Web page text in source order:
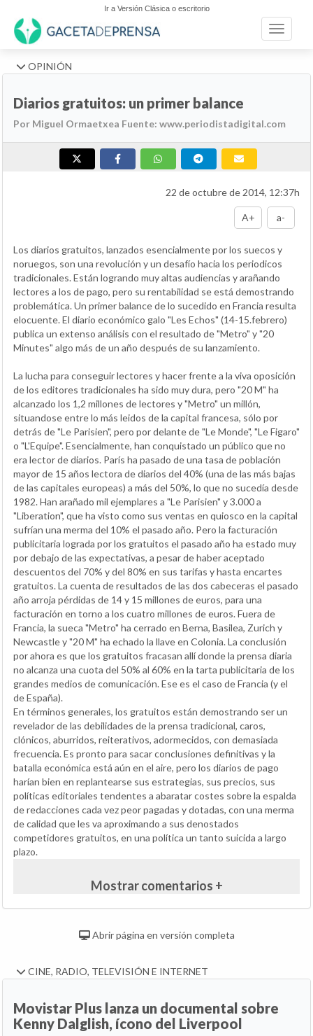
Ir a Versión Clásica o escritorio
Toggle
OPINIÓN
Diarios gratuitos: un primer balance
Por Miguel Ormaetxea Fuente: www.periodistadigital.com
22 de octubre de 2014, 12:37h
A+ a-
Los diarios gratuitos, lanzados esencialmente por los suecos y
noruegos, son una revolución y un desafío hacia los periodicos
tradicionales. Están logrando muy altas audiencias y arañando
lectores a los de pago, pero su rentabilidad se está demostrando
problemática. Un primer balance de lo sucedido en Francia resulta
elocuente. El diario económico galo "Les Echos" (14-15.febrero)
publica un extenso análisis con el resultado de "Metro" y "20
Minutes" algo más de un año después de su lanzamiento.
La lucha para conseguir lectores y hacer frente a la viva oposición
de los editores tradicionales ha sido muy dura, pero "20 M" ha
alcanzado los 1,2 millones de lectores y "Metro" un millón,
situandose entre lo más leidos de la capital francesa, sólo por
detrás de "Le Parisien", pero por delante de "Le Monde", "Le Figaro"
o "L'Equipe". Esencialmente, han conquistado un público que no
era lector de diarios. París ha pasado de una tasa de población
mayor de 15 años lectora de diarios del 40% (una de las más bajas
de las capitales europeas) a más del 50%, lo que no sucedía desde
1982. Han arañado mil ejemplares a "Le Parisien" y 3.000 a
"Liberation", que ha visto como sus ventas en quiosco en la capital
sufrían una merma del 10% el pasado año. Pero la facturación
publicitaria lograda por los gratuitos el pasado año ha estado muy
por debajo de las expectativas, a pesar de haber aceptado
descuentos del 70% y del 80% en sus tarifas y hasta encartes
gratuitos. La cuenta de resultados de las dos cabeceras el pasado
año arroja pérdidas de 14 y 15 millones de euros, para una
facturación en torno a los cuatro millones de euros. Fuera de
Francia, la sueca "Metro" ha cerrado en Berna, Basilea, Zurich y
Newcastle y "20 M" ha echado la llave en Colonia. La conclusión
por ahora es que los gratuitos fracasan allí donde la prensa diaria
no alcanza una cuota del 50% al 60% en la tarta publicitaria de los
grandes medios de comunicación. Ese es el caso de Francia (y el
de España).
En términos generales, los gratuitos están demostrando ser un
revelador de las debilidades de la prensa tradicional, caros,
clónicos, aburridos, reiterativos, adormecidos, con demasiada
frecuencia. Es pronto para sacar conclusiones definitivas y la
batalla económica está aún en el aire, pero los diarios de pago
harían bien en replantearse sus estrategias, sus precios, sus
políticas editoriales tendentes a abaratar costes sobre la espalda
de redacciones cada vez peor pagadas y dotadas, con una merma
de calidad que les va aproximando a sus denostados
competidores gratuitos, en una política un tanto suicida a largo
plazo.
Mostrar comentarios +
Abrir página en versión completa
CINE, RADIO, TELEVISIÓN E INTERNET
Movistar Plus lanza un documental sobre
Kenny Dalglish, ícono del Liverpool